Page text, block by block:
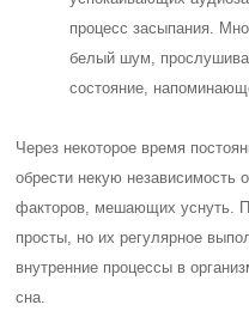
процесс засыпания.
белый шум,
состояние,
Через некоторое время
обрести некую независимость
факторов, мешающих уснуть.
просты, но их регулярное
внутренние процессы в
сна.